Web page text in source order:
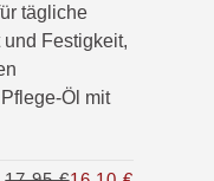
tägliche
Festigkeit,
Öl mit